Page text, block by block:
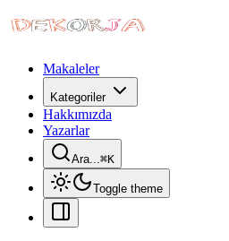
Makaleler
Kategoriler
Hakkımızda
Yazarlar
Ara...⌘K
Toggle theme